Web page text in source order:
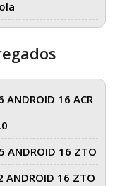
ANDROID 16 ACR
ANDROID 16 ZTO
ANDROID 16 ZTO